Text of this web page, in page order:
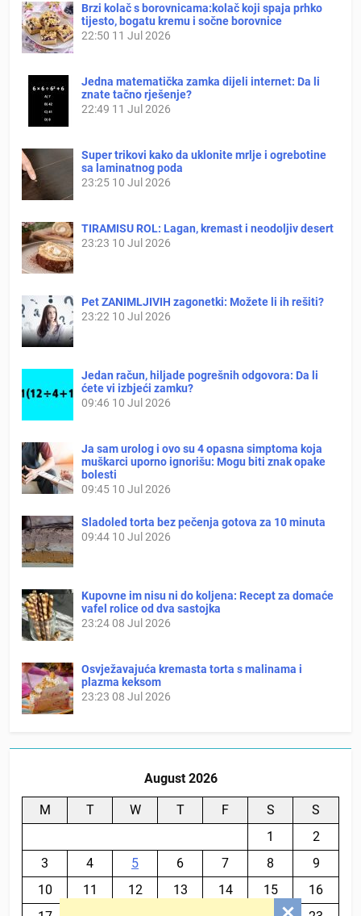
Brzi kolač s borovnicama:kolač koji spaja prhko
tijesto, bogatu kremu i sočne borovnice
22:50 11 Jul 2026
Jedna matematička zamka dijeli internet: Da li
znate tačno rješenje?
22:49 11 Jul 2026
Super trikovi kako da uklonite mrlje i ogrebotine
sa laminatnog poda
23:25 10 Jul 2026
TIRAMISU ROL: Lagan, kremast i neodoljiv desert
23:23 10 Jul 2026
Pet ZANIMLJIVIH zagonetki: Možete li ih rešiti?
23:22 10 Jul 2026
Jedan račun, hiljade pogrešnih odgovora: Da li
ćete vi izbjeći zamku?
09:46 10 Jul 2026
Ja sam urolog i ovo su 4 opasna simptoma koja
muškarci uporno ignorišu: Mogu biti znak opake
bolesti
09:45 10 Jul 2026
Sladoled torta bez pečenja gotova za 10 minuta
09:44 10 Jul 2026
Kupovne im nisu ni do koljena: Recept za domaće
vafel rolice od dva sastojka
23:2408 Jul 2026
Osvježavajuća kremasta torta s malinama i
plazma keksom
23:23 08 Jul 2026
August 2026
M T W T F S
S
1
2
3
4 5 6 7 8
9
10
11 12 13 14 15
16